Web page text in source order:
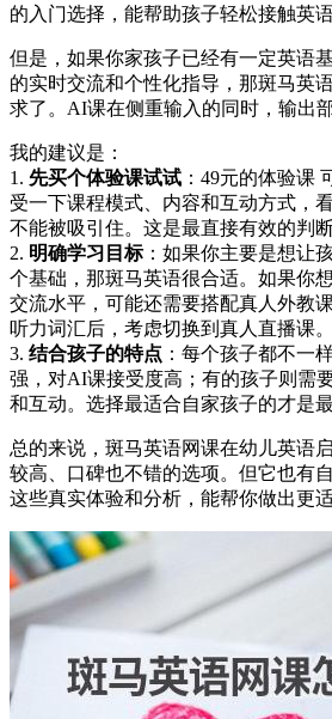
的入门选择，能帮助孩子轻松接触英
但是，如果你家孩子已经有一定英语
的实时交流和个性化指导，那斑马英
求了。AI课在侧重输入的同时，输出
我的建议是：
1. 先买个体验课试试 ：49元的体验课
受一下课程模式、内容和互动方式，
不能被吸引住。这是最直接有效的判断
2. 明确学习目标：如果你主要是想让
个基础，那斑马英语很合适。如果你
交流水平，可能还需要搭配真人外教
听力词汇后，考虑切换到真人直播课。
3. 结合孩子的特点 ：每个孩子都不一
强，对AI课接受度高；有的孩子则需
和互动。选择最适合自家孩子的才是最
总的来说，斑马英语网课在幼儿英语
较高、口碑也不错的选项。但它也有
这些真实体验和分析，能帮你做出更